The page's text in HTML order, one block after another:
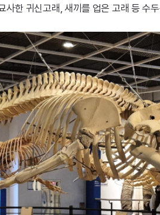
한 귀신고래, 새끼를 업은 고래 등 수